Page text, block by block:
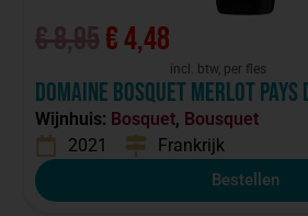
€8,95€4,48
incl. btw, per fles
Domaine Bosquet Merlot Pays
Wijnhuis: Bosquet, Bousquet
2021
Frankrijk
Bestellen